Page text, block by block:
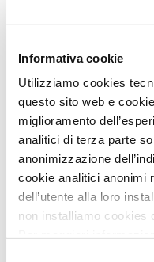
Informativa cookie
Utilizziamo cookies
questo sito web e
miglioramento
analitici di terza parte
anonimizzazione
cookie analitici anonimi
dell’utente alla loro
non installiamo cookies
DEPRESSIONE
DISFUNZIONI
RAPPORTI
DISTROFIA VULVARE
DISTURBI DEL
DISTURBI
DISTURBI